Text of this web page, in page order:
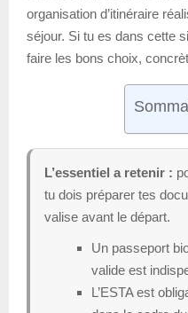
organisation d’itinéraire
séjour. Si tu es dans cette
faire les bons choix,
L’essentiel a retenir :
tu dois préparer tes
valise avant le départ.
Un passeport
valide est
L’ESTA est